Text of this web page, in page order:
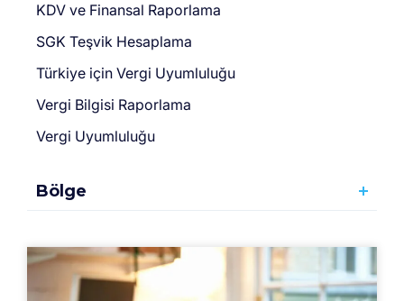
KDV ve Finansal Raporlama
SGK Teşvik Hesaplama
Türki̇ye için Vergi̇ Uyumluluğu
Vergi Bilgisi Raporlama
Vergi Uyumluluğu
Bölge